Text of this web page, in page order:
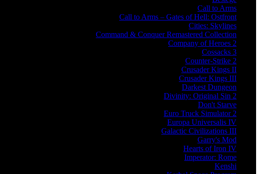
Call to Arms
Call to Arms – Gates of Hell: Ostfront
Cities: Skylines
Command & Conquer Remastered Collection
Company of Heroes 2
Cossacks 3
Counter-Strike 2
Crusader Kings II
Crusader Kings III
Darkest Dungeon
Divinity: Original Sin 2
Don't Starve
Euro Truck Simulator 2
Europa Universalis IV
Galactic Civilizations III
Garry's Mod
Hearts of Iron IV
Imperator: Rome
Kenshi